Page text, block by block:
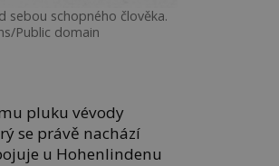
sebou schopného člověka.
Public domain
pluku vévody
se právě nachází
u Hohenlindenu